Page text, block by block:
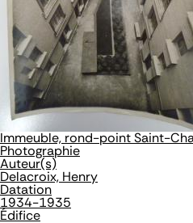
Immeuble, rond-point Saint-
Photographie
Auteur(s)
Delacroix, Henry
Datation
1934-1935
Édifice